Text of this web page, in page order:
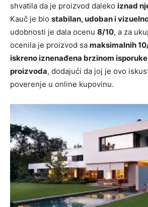
shvatila da je proizvod daleko iznad
Kauč je bio stabilan, udoban i
udobnosti je dala ocenu 8/10, a za
ocenila je proizvod sa maksimalnih
iskreno iznenađena brzinom
proizvoda, dodajući da joj je ovo
poverenje u online kupovinu.